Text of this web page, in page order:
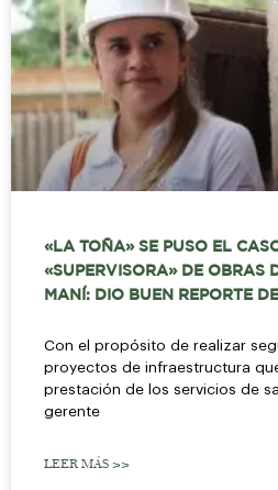
«LA TOÑA» SE PUSO EL
«SUPERVISORA» DE OBRAS
MANÍ: DIO BUEN REPORTE
Con el propósito de realizar
proyectos de infraestructura
prestación de los servicios de
gerente
LEER MÁS >>